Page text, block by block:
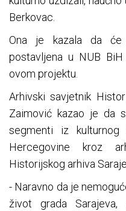
Berkovac.
Ona je kazala da
postavljena u NUB
ovom projektu.
Arhivski savjetnik
Zaimović kazao je da
segmenti iz
Hercegovine kroz
Historijskog arhiva
- Naravno da je
život grada